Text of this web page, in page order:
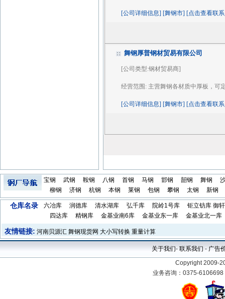
[公司详细信息] [舞钢市] [点击查看联
舞钢厚普钢材贸易有限公司
[公司类型:钢材贸易商]
经营范围: 主营舞钢各材质中厚板，可
[公司详细信息] [舞钢市] [点击查看联
宝钢 武钢 鞍钢 八钢 首钢 马钢 邯钢 韶钢 舞钢
柳钢
济钢 杭钢 本钢 莱钢 包钢 攀钢 太钢 新钢
仓库名录 六冶库 润德库 清水湖库 弘千库 院岭1号库 钜立钫库 御
四达库
精钢库 金基业南6库 金基业东一库 金基业北一库
友情链接: 河南贝源汇 舞钢现货网 大小写转换 重量计算
关于我们- 联系我们 - 广告
Copyright 2009-
业务咨询：0375-6106698